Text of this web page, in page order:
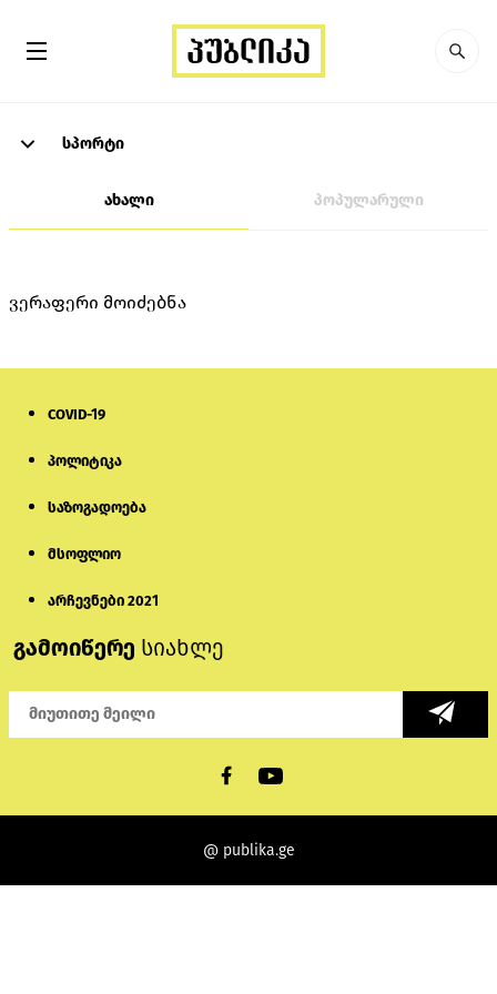
სპორტი
ახალი პოპულარული
ვერაფერი მოიძებნა
COVID-19
პოლიტიკა
საზოგადოება
მსოფლიო
არჩევნები 2021
გამოიწერე სიახლე
@ publika.ge